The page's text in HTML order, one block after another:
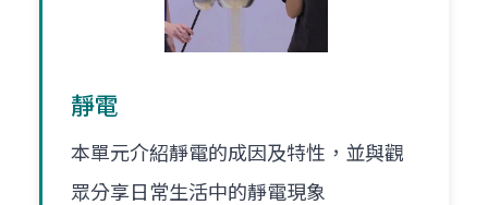
靜電
本單元介紹靜電的成因及特性，並與觀
眾分享日常生活中的靜電現象